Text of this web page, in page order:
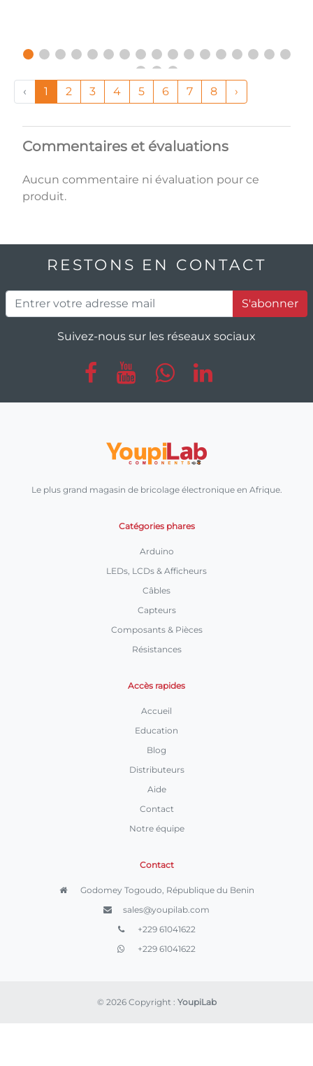
‹ 1 2 3 4 5 6 7 8 ›
Commentaires et évaluations
Aucun commentaire ni évaluation pour ce
produit.
RESTONS EN CONTACT
S'abonner
Suivez-nous sur les réseaux sociaux
Le plus grand magasin de bricolage électronique en Afrique.
Catégories phares
Arduino
LEDs, LCDs & Afficheurs
Câbles
Capteurs
Composants & Pièces
Résistances
Accès rapides
Accueil
Education
Blog
Distributeurs
Aide
Contact
Notre équipe
Contact
Godomey Togoudo, République du Benin
sales@youpilab.com
+229 61041622
+229 61041622
© 2026 Copyright : YoupiLab